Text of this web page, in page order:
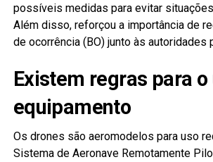
possíveis medidas para evitar
Além disso, reforçou a importância de
de ocorrência (BO) junto às autoridades
Existem regras para o
equipamento
Os drones são aeromodelos para uso
Sistema de Aeronave Remotamente